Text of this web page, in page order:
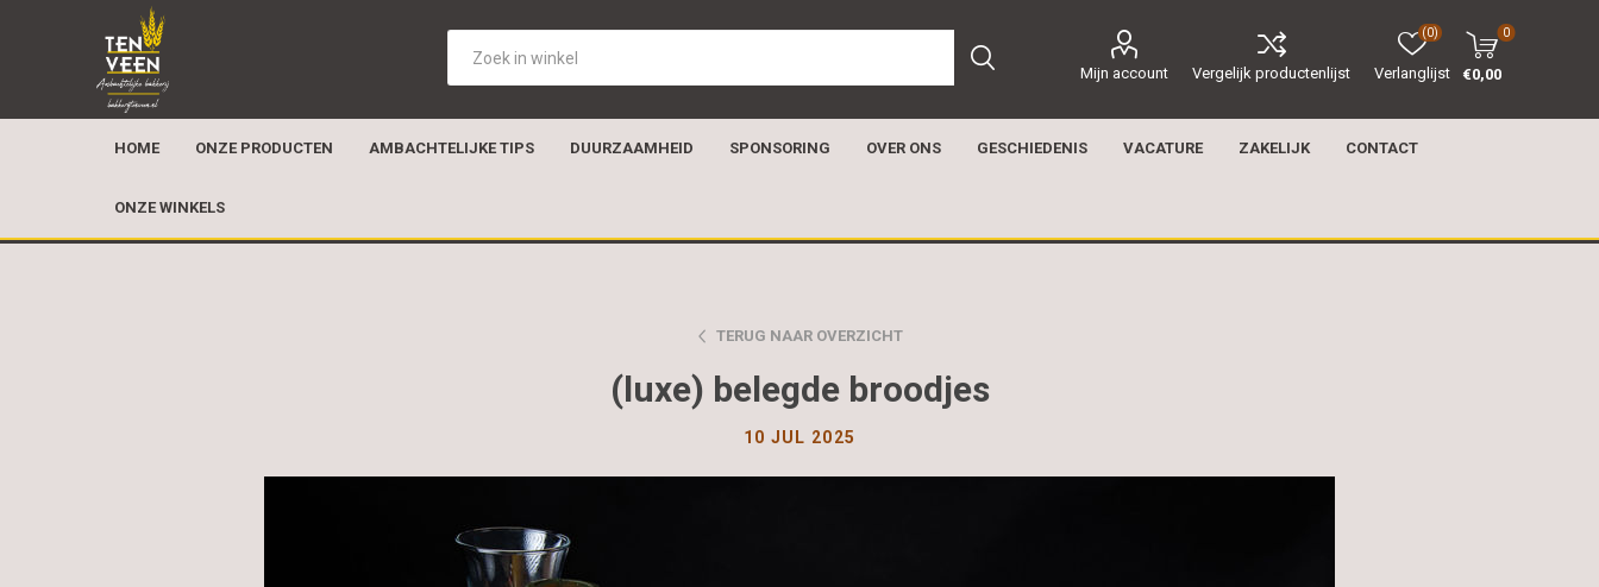
Mijn account Vergelijk productenlijst Verlanglijst
(0) 0
€0,00
HOME ONZE PRODUCTEN AMBACHTELIJKE TIPS DUURZAAMHEID SPONSORING OVER ONS GESCHIEDENIS VACATURE ZAKELIJK CONTACT
ONZE WINKELS
TERUG NAAR OVERZICHT
(luxe) belegde broodjes
10 JUL 2025